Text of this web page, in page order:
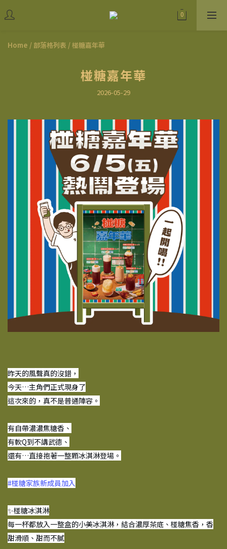
Home / 部落格列表 /椪糖嘉年華
椪糖嘉年華
2026-05-29
昨天的風聲真的沒錯，
今天…主角們正式現身了
這次來的，真不是普通陣容。
有自帶濃濃焦糖香、
有軟Q到不講武德、
還有…直接抱著一整顆冰淇淋登場。
#椪糖家族新成員加入
✨椪糖冰淇淋
每一杯都放入一整盒的小美冰淇淋，結合濃厚茶底、椪糖焦香，香
甜滑順、甜而不膩